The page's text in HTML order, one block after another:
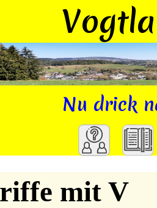
Nu drick
mit V